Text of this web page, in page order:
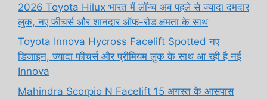
2026 Toyota Hilux भारत में लॉन्च अब पहले से ज्यादा दमदार
लुक, नए फीचर्स और शानदार ऑफ-रोड क्षमता के साथ
Toyota Innova Hycross Facelift Spotted नए
डिजाइन, ज्यादा फीचर्स और प्रीमियम लुक के साथ आ रही है नई
Innova
Mahindra Scorpio N Facelift 15 अगस्त के आसपास